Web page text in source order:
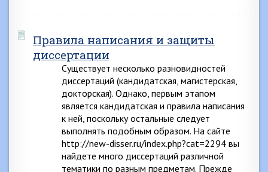
Правила написания и защиты
диссертации
Существует несколько разновидностей
диссертаций (кандидатская, магистерская,
докторская). Однако, первым этапом
является кандидатская и правила написания
к ней, поскольку остальные следует
выполнять подобным образом. На сайте
http://new-disser.ru/index.php?cat=2294 вы
найдете много диссертаций различной
тематики по разным предметам. Прежде